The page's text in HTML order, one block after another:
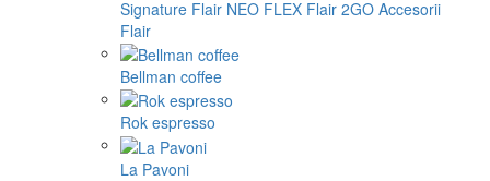
Signature Flair NEO FLEX Flair 2GO Accesorii
Flair
Bellman coffee
Rok espresso
La Pavoni